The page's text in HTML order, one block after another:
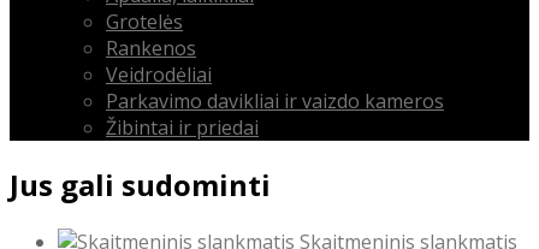
Grotelės
Rankenos
Veidrodėliai
Parkavimo davikliai ir vaizdo kameros
Žibintai ir priedai
Jus gali sudominti
Skaitmeninis slankmatis